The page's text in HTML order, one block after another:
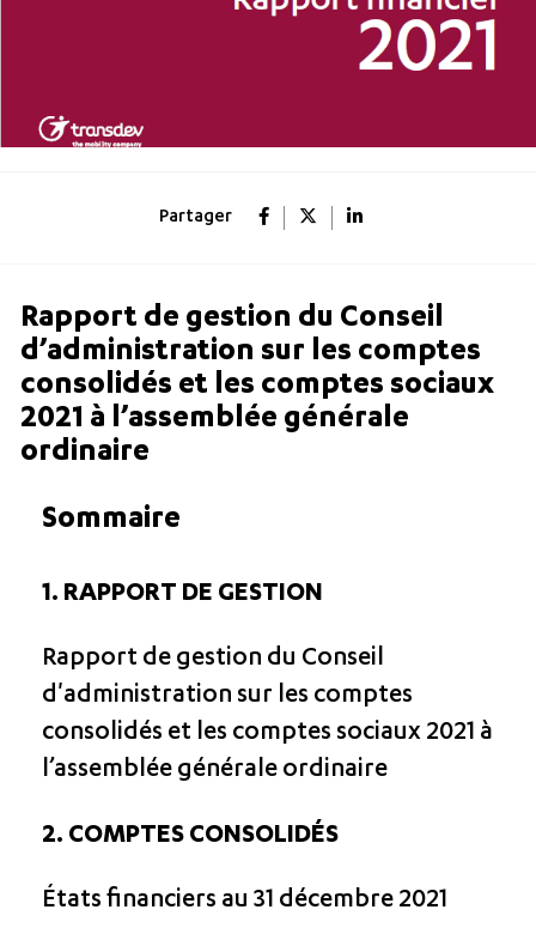
Partager
Rapport de gestion du Conseil
d’administration sur les comptes
consolidés et les comptes sociaux
2021 à l’assemblée générale
ordinaire
Sommaire
1. RAPPORT DE GESTION
Rapport de gestion du Conseil
d'administration sur les comptes
consolidés et les comptes sociaux 2021 à
l’assemblée générale ordinaire
2. COMPTES CONSOLIDÉS
États financiers au 31 décembre 2021